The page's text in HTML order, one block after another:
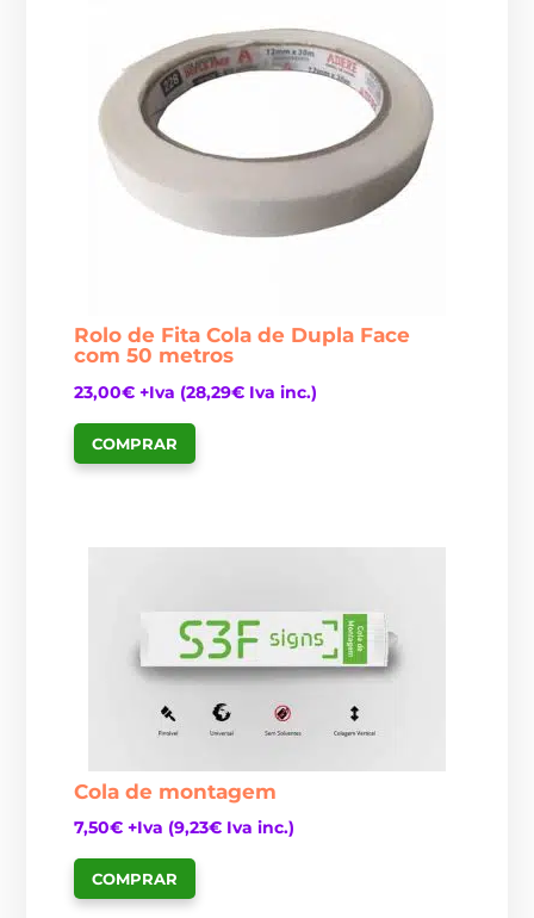
Rolo de Fita Cola de Dupla Face
com 50 metros
23,00€ +Iva (28,29€ Iva inc.)
COMPRAR
Cola de montagem
7,50€ +Iva (9,23€ Iva inc.)
COMPRAR